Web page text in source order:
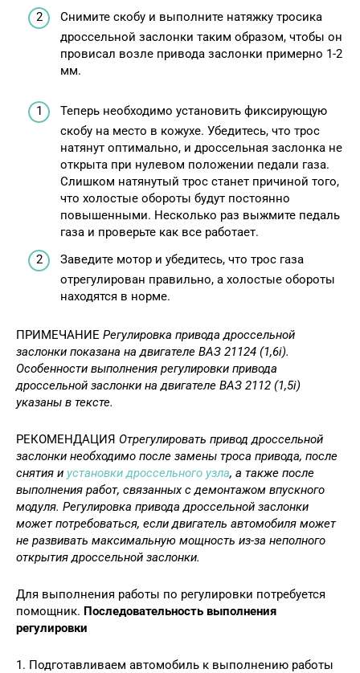
Снимите скобу и выполните натяжку тросика
дроссельной заслонки таким образом, чтобы он
провисал возле привода заслонки примерно 1-2
мм.
Теперь необходимо установить фиксирующую
скобу на место в кожухе. Убедитесь, что трос
натянут оптимально, и дроссельная заслонка не
открыта при нулевом положении педали газа.
Слишком натянутый трос станет причиной того,
что холостые обороты будут постоянно
повышенными. Несколько раз выжмите педаль
газа и проверьте как все работает.
Заведите мотор и убедитесь, что трос газа
отрегулирован правильно, а холостые обороты
находятся в норме.
ПРИМЕЧАНИЕ Регулировка привода дроссельной
заслонки показана на двигателе ВАЗ 21124 (1,6i).
Особенности выполнения регулировки привода
дроссельной заслонки на двигателе ВАЗ 2112 (1,5i)
указаны в тексте.
РЕКОМЕНДАЦИЯ Отрегулировать привод дроссельной
заслонки необходимо после замены троса привода, после
снятия и установки дроссельного узла, а также после
выполнения работ, связанных с демонтажом впускного
модуля. Регулировка привода дроссельной заслонки
может потребоваться, если двигатель автомобиля может
не развивать максимальную мощность из-за неполного
открытия дроссельной заслонки.
Для выполнения работы по регулировки потребуется
помощник. Последовательность выполнения
регулировки
1. Подготавливаем автомобиль к выполнению работы